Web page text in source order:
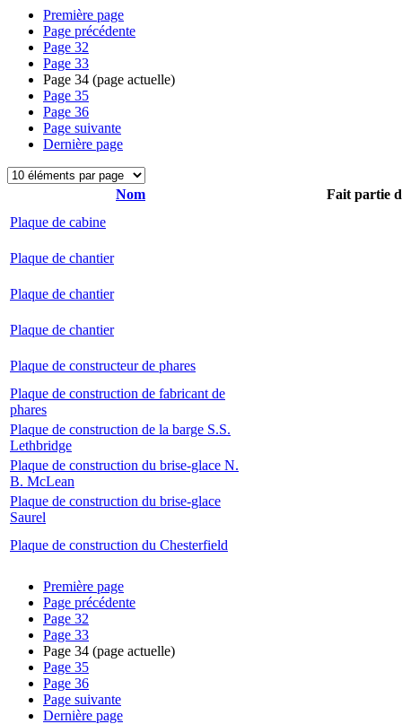
Première page
Page précédente
Page 32
Page 33
Page 34 (page actuelle)
Page 35
Page 36
Page suivante
Dernière page
Nom
Fait partie
Plaque de cabine
Plaque de chantier
Plaque de chantier
Plaque de chantier
Plaque de constructeur de phares
Plaque de construction de fabricant de
phares
Plaque de construction de la barge S.S.
Lethbridge
Plaque de construction du brise-glace N.
B. McLean
Plaque de construction du brise-glace
Saurel
Plaque de construction du Chesterfield
Première page
Page précédente
Page 32
Page 33
Page 34 (page actuelle)
Page 35
Page 36
Page suivante
Dernière page